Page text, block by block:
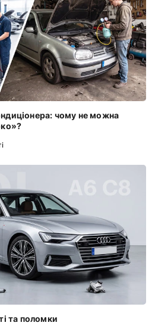
чому не можна
та поломки